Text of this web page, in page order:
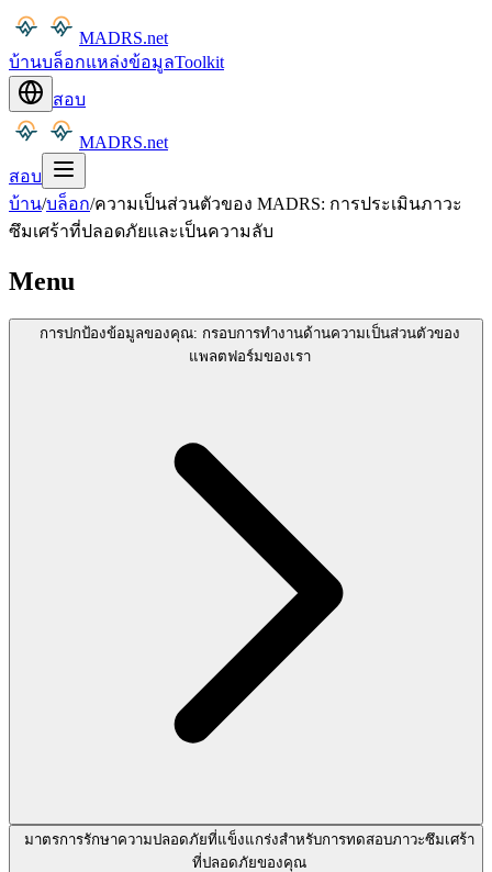
MADRS.net
บ้านบล็อกแหล่งข้อมูลToolkit
สอบ
MADRS.net
สอบ
บ้าน/บล็อก/ความเป็นส่วนตัวของ MADRS: การประเมินภาวะ
ซึมเศร้าที่ปลอดภัยและเป็นความลับ
Menu
การปกป้องข้อมูลของคุณ: กรอบการทำงานด้านความเป็นส่วนตัวของ
แพลตฟอร์มของเรา
มาตรการรักษาความปลอดภัยที่แข็งแกร่งสำหรับการทดสอบภาวะซึมเศร้า
ที่ปลอดภัยของคุณ